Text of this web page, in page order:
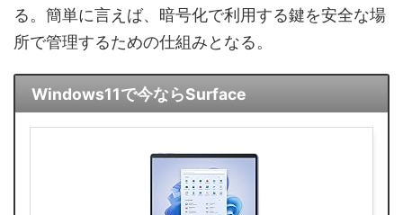
る。簡単に言えば、暗号化で利用する鍵を安全な場
所で管理するための仕組みとなる。
Windows11で今ならSurface